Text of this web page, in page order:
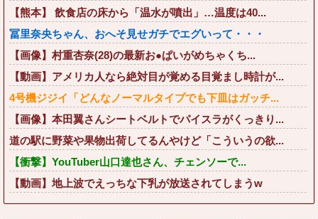
【熊本】 飲食店の床から「温水が噴出」…温度は40...
冨里奈央ちゃん、おへそ見せガチでエグいって・・・
【画像】村重杏奈(28)の最新お●ぱいがめちゃくち...
【動画】アメリカ人なら絶対目が覚める目覚まし時計が...
4号機ジジイ「どんなノーマルタイプでも下皿はガッチ...
【画像】本田翼さんシートベルトでパイスラがくっきり...
道の駅に野菜や果物出荷してるんやけど「こういうの欲...
【衝撃】YouTuber山口達也さん、チェンソーで...
【動画】地上波でえっちな下乳が放送されてしまうw